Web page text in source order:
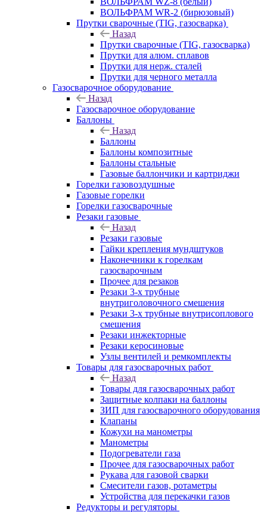
ВОЛЬФРАМ WR-2 (бирюзовый)
Прутки сварочные (TIG, газосварка)
Назад
Прутки сварочные (TIG, газосварка)
Прутки для алюм. сплавов
Прутки для нерж. сталей
Прутки для черного металла
Газосварочное оборудование
Назад
Газосварочное оборудование
Баллоны
Назад
Баллоны
Баллоны композитные
Баллоны стальные
Газовые баллончики и картриджи
Горелки газовоздушные
Газовые горелки
Горелки газосварочные
Резаки газовые
Назад
Резаки газовые
Гайки крепления мундштуков
Наконечники к горелкам
газосварочным
Прочее для резаков
Резаки 3-х трубные
внутриголовочного смешения
Резаки 3-х трубные внутрисоплового
смешения
Резаки инжекторные
Резаки керосиновые
Узлы вентилей и ремкомплекты
Товары для газосварочных работ
Назад
Товары для газосварочных работ
Защитные колпаки на баллоны
ЗИП для газосварочного оборудования
Клапаны
Кожухи на манометры
Манометры
Подогреватели газа
Прочее для газосварочных работ
Рукава для газовой сварки
Смесители газов, ротаметры
Устройства для перекачки газов
Редукторы и регуляторы